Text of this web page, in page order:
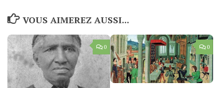
VOUS AIMEREZ AUSSI...
0 0